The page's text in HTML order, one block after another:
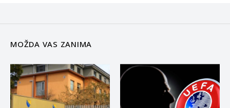
MOŽDA VAS ZANIMA